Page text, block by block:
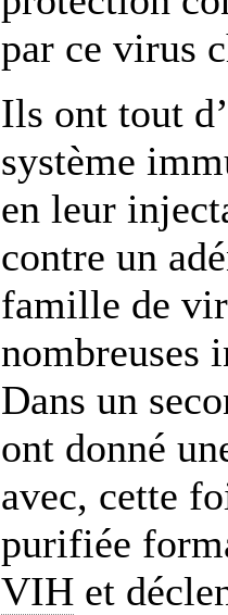
par ce virus
Ils ont tout
système
en leur
contre un
famille de
nombreuses
Dans un
ont donné
avec, cette
purifiée
VIH et